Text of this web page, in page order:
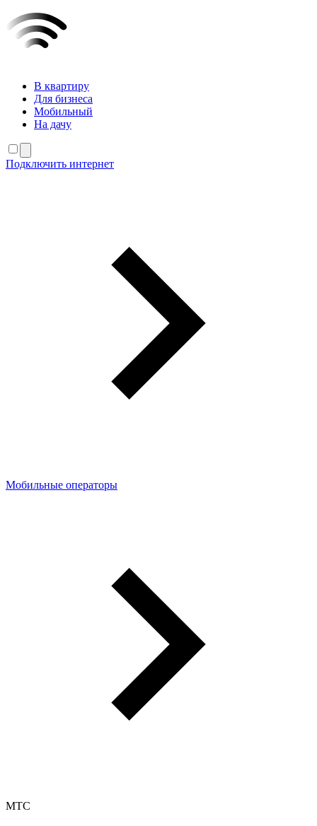
В квартиру
Для бизнеса
Мобильный
На дачу
Подключить интернет
Мобильные операторы
МТС